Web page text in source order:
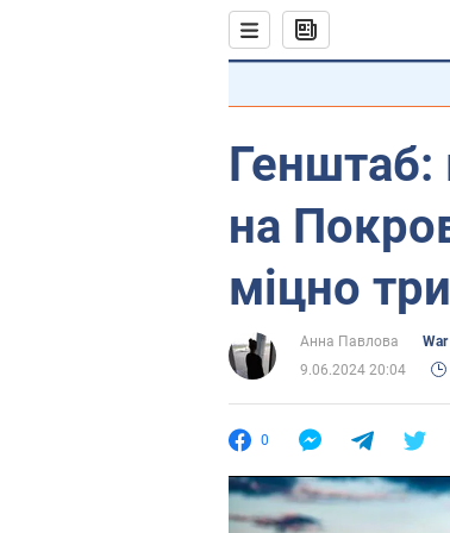
Генштаб:
на
міцно
Анна Павлова
War
9.06.2024 20:04
0